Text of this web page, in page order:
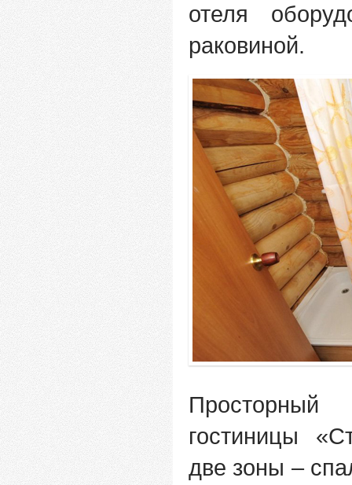
отеля
раковиной.
Просторный
гостиницы
две зоны –